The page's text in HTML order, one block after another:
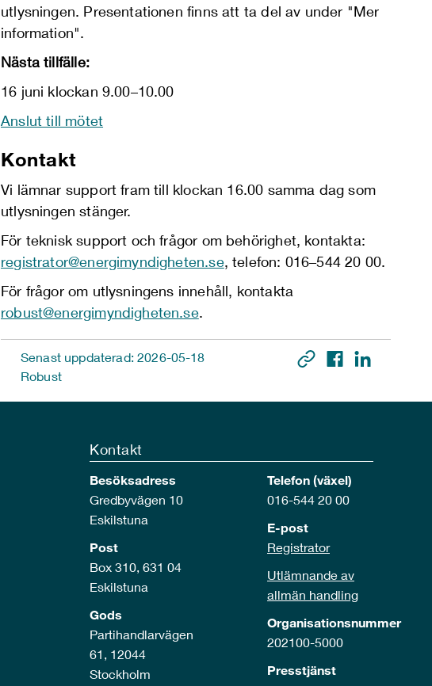
utlysningen. Presentationen finns att ta del av under "Mer
information".
Nästa tillfälle:
16 juni klockan 9.00–10.00
Anslut till mötet
Kontakt
Vi lämnar support fram till klockan 16.00 samma dag som
utlysningen stänger.
För teknisk support och frågor om behörighet, kontakta:
registrator@energimyndigheten.se, telefon: 016–544 20 00.
För frågor om utlysningens innehåll, kontakta
robust@energimyndigheten.se.
Senast uppdaterad: 2026-05-18
Robust
Kontakt
Besöksadress
Gredbyvägen 10
Eskilstuna
Post
Box 310, 631 04
Eskilstuna
Gods
Partihandlarvägen
61, 12044
Stockholm
Telefon (växel)
016-544 20 00
E-post
Registrator
Utlämnande av
allmän handling
Organisationsnummer
202100-5000
Presstjänst